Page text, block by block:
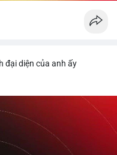
đại diện của anh ấy